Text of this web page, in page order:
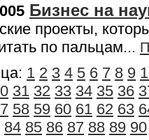
Бизнес на
проекты,
по пальцам...
1 2 3 4 5 6 7 8 9
31 32 33 34 35 36
58 59 60 61 62 63
84 85 86 87 88 89 90